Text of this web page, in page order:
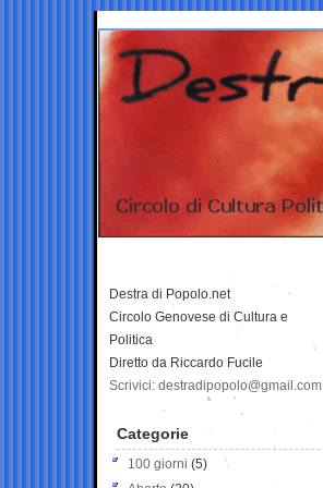
Destra di Popolo.net
Circolo Genovese di Cultura e
Politica
Diretto da Riccardo Fucile
Scrivici: destradipopolo@gmail.com
Categorie
100 giorni (5)